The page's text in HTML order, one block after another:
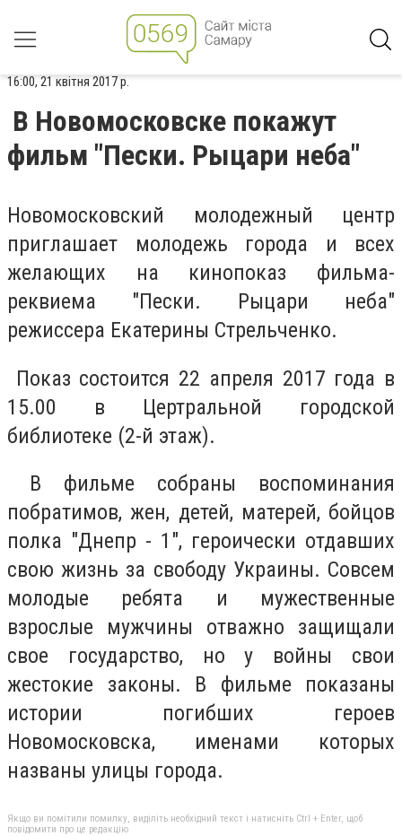
16:00, 21 квітня 2017 р.
В Новомосковске покажут
фильм "Пески. Рыцари неба"
Новомосковский молодежный центр
приглашает молодежь города и всех
желающих на кинопоказ фильма-
реквиема "Пески. Рыцари неба"
режиссера Екатерины Стрельченко.
Показ состоится 22 апреля 2017 года в
15.00 в Цертральной городской
библиотеке (2-й этаж).
В фильме собраны воспоминания
побратимов, жен, детей, матерей, бойцов
полка "Днепр - 1", героически отдавших
свою жизнь за свободу Украины. Совсем
молодые ребята и мужественные
взрослые мужчины отважно защищали
свое государство, но у войны свои
жестокие законы. В фильме показаны
истории погибших героев
Новомосковска, именами которых
названы улицы города.
Якщо ви помітили помилку, виділіть необхідний текст і натисніть Ctrl + Enter, щоб
повідомити про це редакцію